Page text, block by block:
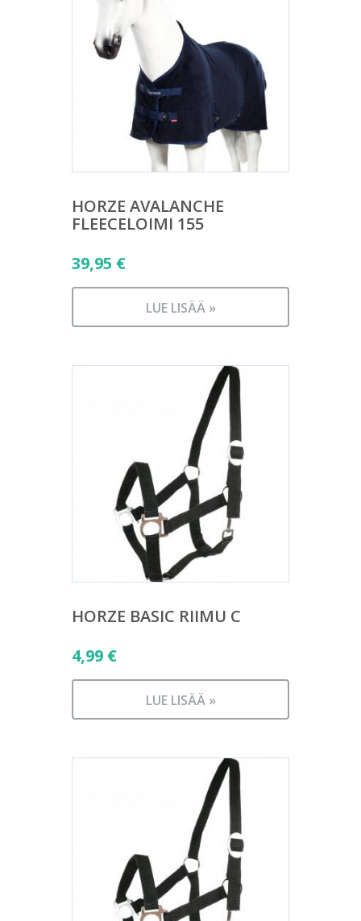
HORZE AVALANCHE
FLEECELOIMI 155
39,95 €
LUE LISÄÄ »
HORZE BASIC RIIMU C
4,99 €
LUE LISÄÄ »